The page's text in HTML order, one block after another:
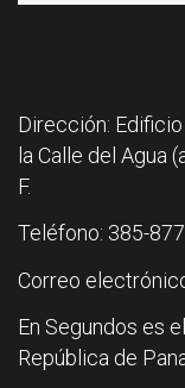
Dirección:
la Calle del Agua
F.
Teléfono: 385-
Correo
En Segundos es
República de